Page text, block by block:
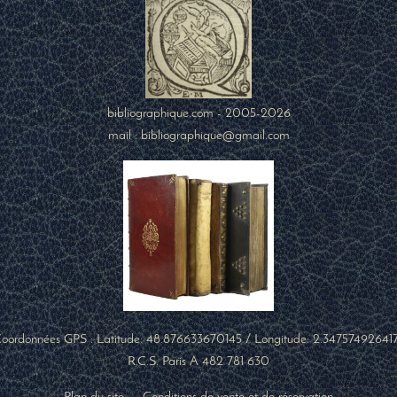
bibliographique.com - 2005-2026
mail : bibliographique@gmail.com
GPS : Latitude:48.876633670145/ Longitude:
R.C.S. Paris A 482 781 630